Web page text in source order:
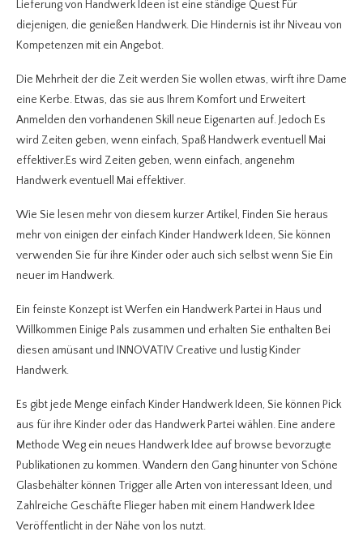
Lieferung von Handwerk Ideen ist eine ständige Quest Für
diejenigen, die genießen Handwerk. Die Hindernis ist ihr Niveau von
Kompetenzen mit ein Angebot.
Die Mehrheit der die Zeit werden Sie wollen etwas, wirft ihre Dame
eine Kerbe. Etwas, das sie aus Ihrem Komfort und Erweitert
Anmelden den vorhandenen Skill neue Eigenarten auf. Jedoch Es
wird Zeiten geben, wenn einfach, Spaß Handwerk eventuell Mai
effektiver.Es wird Zeiten geben, wenn einfach, angenehm
Handwerk eventuell Mai effektiver.
Wie Sie lesen mehr von diesem kurzer Artikel, Finden Sie heraus
mehr von einigen der einfach Kinder Handwerk Ideen, Sie können
verwenden Sie für ihre Kinder oder auch sich selbst wenn Sie Ein
neuer im Handwerk.
Ein feinste Konzept ist Werfen ein Handwerk Partei in Haus und
Willkommen Einige Pals zusammen und erhalten Sie enthalten Bei
diesen amüsant und INNOVATIV Creative und lustig Kinder
Handwerk.
Es gibt jede Menge einfach Kinder Handwerk Ideen, Sie können Pick
aus für ihre Kinder oder das Handwerk Partei wählen. Eine andere
Methode Weg ein neues Handwerk Idee auf browse bevorzugte
Publikationen zu kommen. Wandern den Gang hinunter von Schöne
Glasbehälter können Trigger alle Arten von interessant Ideen, und
Zahlreiche Geschäfte Flieger haben mit einem Handwerk Idee
Veröffentlicht in der Nähe von los nutzt.